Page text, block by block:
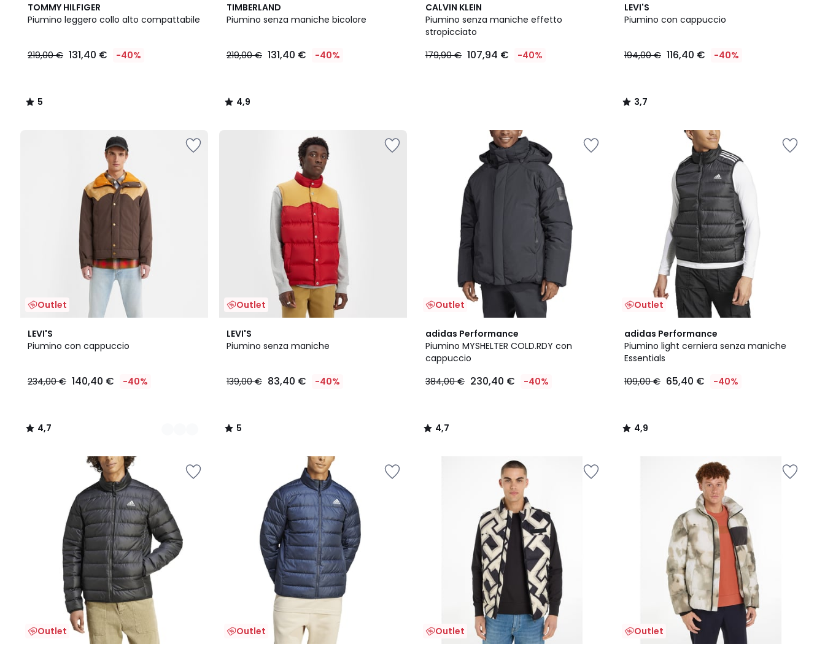
TOMMY HILFIGER
Piumino leggero collo alto compattabile
219,00 € 131,40 € -40%
5
/
5
/
TIMBERLAND
Piumino senza maniche bicolore
219,00 € 131,40 € -40%
4,9
/ 5
4,9
/
CALVIN KLEIN
Piumino senza maniche effetto
stropicciato
179,90 € 107,94 € -40%
LEVI'S
Piumino con cappuccio
194,00 € 116,40 € -40%
3,7
/ 5
3,7
/
Outlet
LEVI'S
Piumino con cappuccio
234,00 € 140,40 € -40%
4,7
/ 5
2
Colori
4,7
/
Outlet
LEVI'S
Piumino senza maniche
139,00 € 83,40 € -40%
5
/
5
/
Outlet
adidas Performance
Piumino MYSHELTER COLD.RDY con
cappuccio
384,00 € 230,40 € -40%
4,7
/ 5
4,7
/
Outlet
adidas Performance
Piumino light cerniera senza maniche
Essentials
109,00 € 65,40 € -40%
4,9
/ 5
4,9
/
Outlet Outlet Outlet Outlet